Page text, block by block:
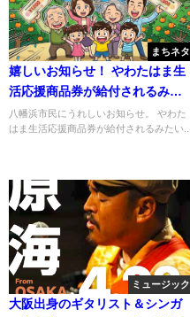
まちネタ
嬉しいお知らせ！ やわたはま生
活応援商品券が給付されるみた
い
八幡浜市民にうれしいお知らせ。 やわた
はま生活応援商品券が給付されるみたい...
ミュージック
大阪出身のギタリスト＆シンガ